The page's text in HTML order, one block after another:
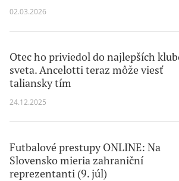
02.03.2026
Otec ho priviedol do najlepších
sveta. Ancelotti teraz môže viesť
taliansky tím
24.12.2025
Futbalové prestupy ONLINE: Na
Slovensko mieria zahraniční
reprezentanti (9. júl)